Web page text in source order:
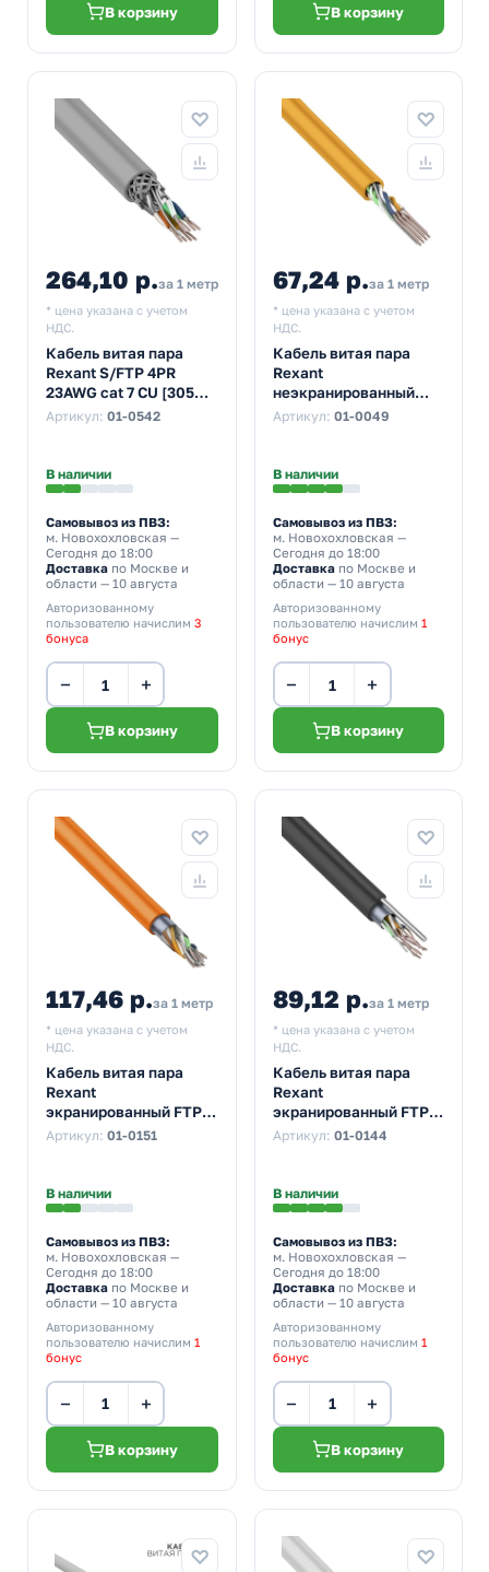
В корзину В корзину
264,10 р.за 1 метр
* цена указана с учетом
НДС.
Кабель витая пара
Rexant S/FTP 4PR
23AWG cat 7 CU [305м]
(провод для
Артикул: 01-0542
В наличии
Самовывоз из ПВЗ:
м. Новохохловская —
Сегодня до 18:00
Доставка по Москве и
области — 10 августа
Авторизованному
пользователю начислим 3
бонуса
− +
В корзину
67,24 р.за 1 метр
* цена указана с учетом
НДС.
Кабель витая пара
Rexant
неэкранированный
UTP 4PR 24AWG нг(А)-
(провод для
интернета)
Артикул: 01-0049
В наличии
Самовывоз из ПВЗ:
м. Новохохловская —
Сегодня до 18:00
Доставкапо Москве и
области — 10 августа
Авторизованному
пользователю начислим 1
бонус
− +
В корзину
117,46 р.за 1 метр
* цена указана с учетом
НДС.
Кабель витая пара
Rexant
экранированный FTP
4PR 23AWG нг(А)-HF
(провод для
интернета)
Артикул: 01-0151
В наличии
Самовывоз из ПВЗ:
м. Новохохловская —
Сегодня до 18:00
Доставка по Москве и
области — 10 августа
Авторизованному
пользователю начислим 1
бонус
− +
В корзину
89,12 р.за 1 метр
* цена указана с учетом
НДС.
Кабель витая пара
Rexant
экранированный FTP
4PR 24AWG cat 5e CU
для интернета)
Артикул: 01-0144
В наличии
Самовывоз из ПВЗ:
м. Новохохловская —
Сегодня до 18:00
Доставкапо Москве и
области — 10 августа
Авторизованному
пользователю начислим 1
бонус
− +
В корзину